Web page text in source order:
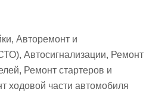
Авторемонт и
Автосигнализации, Ремонт
Ремонт стартеров и
ходовой части автомобиля